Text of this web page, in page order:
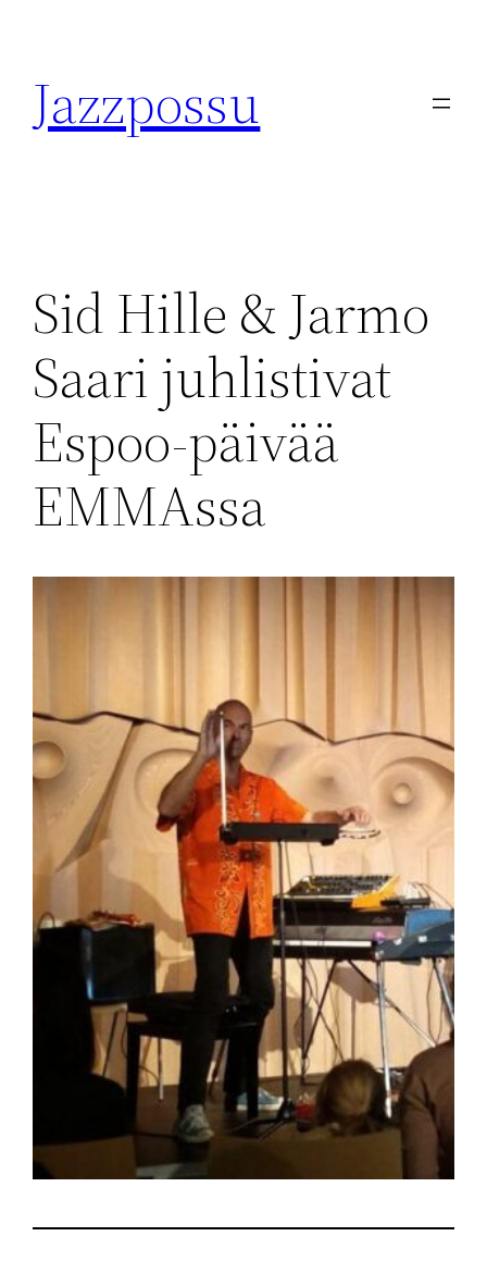
content
Jazzpossu
Sid Hille & Jarmo
Saari juhlistivat
Espoo-päivää
EMMAssa